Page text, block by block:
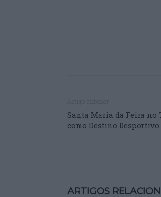
Santa Maria da Feira no
como Destino Desportivo
ARTIGOS